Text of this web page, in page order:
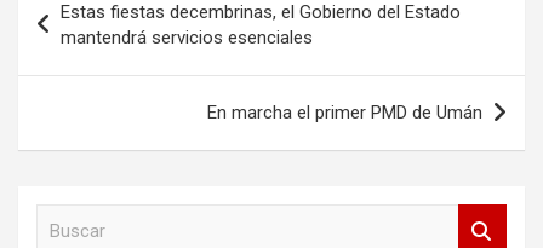
de
entradas
Estas fiestas decembrinas, el Gobierno del Estado
mantendrá servicios esenciales
En marcha el primer PMD de Umán